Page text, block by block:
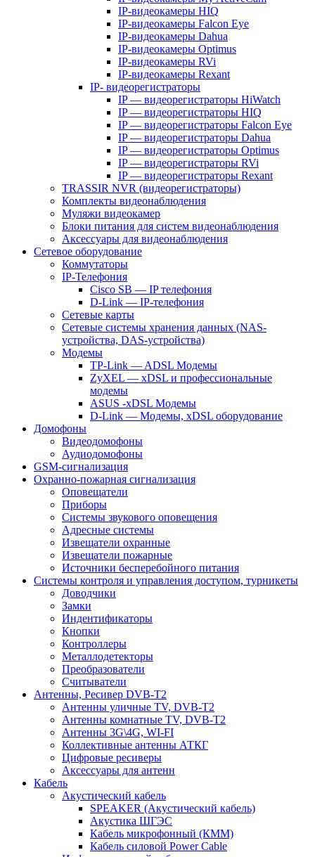
IP-видеокамеры HIQ
IP-видеокамеры Falcon Eye
IP-видеокамеры Dahua
IP-видеокамеры Optimus
IP-видеокамеры RVi
IP-видеокамеры Rexant
IP- видеорегистраторы
IP — видеорегистраторы HiWatch
IP — видеорегистраторы HIQ
IP — видеорегистраторы Falcon Eye
IP — видеорегистраторы Dahua
IP — видеорегистраторы Optimus
IP — видеорегистраторы RVi
IP — видеорегистраторы Rexant
TRASSIR NVR (видеорегистраторы)
Комплекты видеонаблюдения
Муляжи видеокамер
Блоки питания для систем видеонаблюдения
Аксессуары для видеонаблюдения
Сетевое оборудование
Коммутаторы
IP-Телефония
Cisco SB — IP телефония
D-Link — IP-телефония
Сетевые карты
Сетевые системы хранения данных (NAS-
устройства, DAS-устройства)
Модемы
TP-Link — ADSL Модемы
ZyXEL — xDSL и профессиональные
модемы
ASUS -xDSL Модемы
D-Link — Модемы, xDSL оборудование
Домофоны
Видеодомофоны
Аудиодомофоны
GSM-сигнализация
Охранно-пожарная сигнализация
Оповещатели
Приборы
Системы звукового оповещения
Адресные системы
Извещатели охранные
Извещатели пожарные
Источники бесперебойного питания
Системы контроля и управления доступом, турникеты
Доводчики
Замки
Индентификаторы
Кнопки
Контроллеры
Металлодетекторы
Преобразователи
Считыватели
Антенны, Ресивер DVB-T2
Антенны уличные TV, DVB-T2
Антенны комнатные TV, DVB-T2
Антенны 3G\4G, WI-FI
Коллективные антенны АТКГ
Цифровые ресиверы
Аксессуары для антенн
Кабель
Акустический кабель
SPEAKER (Акустический кабель)
Акустика ШГЭС
Кабель микрофонный (КММ)
Кабель силовой Power Cable